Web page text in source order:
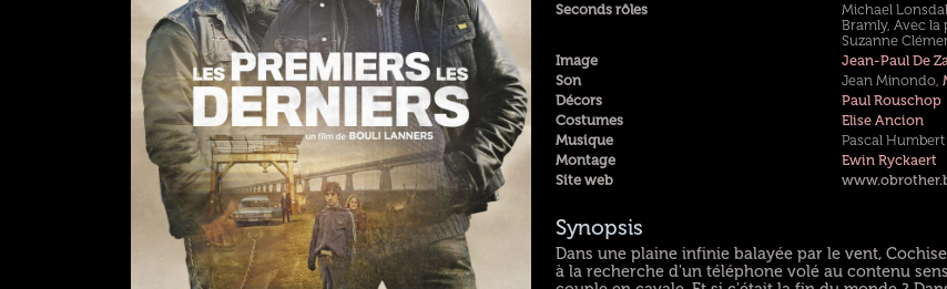
Seconds rôles
Michael
Bramly, Avec la
Suzanne
Image
Jean-Paul De
Son
Jean Minondo,
Décors
Paul Rouschop
Costumes
Elise Ancion
Musique
Pascal Humbert
Montage
Ewin Ryckaert
Site web
Synopsis
Dans une plaine infinie balayée par le vent,
à la recherche d'un téléphone volé au contenu